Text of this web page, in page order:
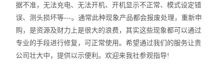
据不准，无法充电、无法开机、开机显示不正常、模式设定错
误、测头损坏等---。通常此种现象产品都会报废处理，重新申
购，是资源及财力上是很大的浪费，其实这些现象都可以通过
专业的手段进行修复，可正常使用。希望通过我们的服务让贵
公司壮大中，提供以示便利。欢迎来我社参观指导!